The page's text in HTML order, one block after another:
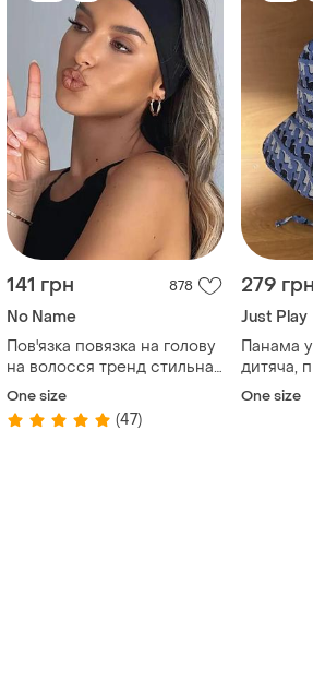
141 грн 878
No Name
Пов'язка повязка на голову
на волосся тренд стильна
модна нова
One size
(47)
279 грн
Just Play
Панама
дитяча, підліткова, на
завʼязках
One size